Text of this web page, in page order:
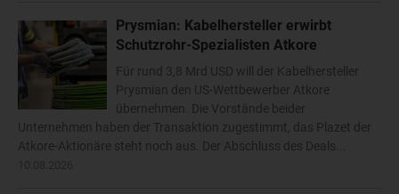
Prysmian: Kabelhersteller erwirbt
Schutzrohr-Spezialisten Atkore
Für rund 3,8 Mrd USD will der Kabelhersteller
Prysmian den US-Wettbewerber Atkore
übernehmen. Die Vorstände beider
Unternehmen haben der Transaktion zugestimmt, das Plazet der
Atkore-Aktionäre steht noch aus. Der Abschluss des Deals...